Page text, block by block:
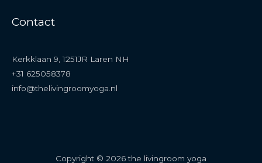
Contact
Kerkklaan 9, 1251JR Laren NH
+31 625058378
info@thelivingroomyoga.nl
Copyright © 2026 the livingroom yoga